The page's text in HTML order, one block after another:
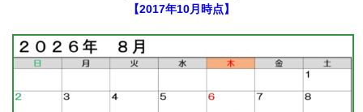
【2017年10月時点】